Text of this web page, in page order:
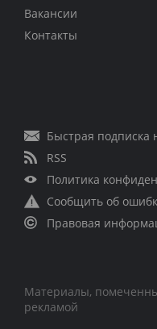
Вакансии
Контакты
Быстрая подписка
RSS
Политика
Сообщить об
Правовая
Материалы,
рекламой